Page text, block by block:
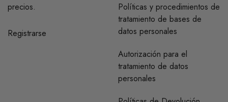
precios.
Registrarse
Políticas y procedimientos de
tratamiento de bases de
datos personales
Autorización para el
tratamiento de datos
personales